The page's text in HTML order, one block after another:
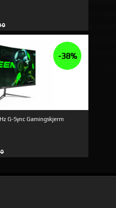
Rabatt
G-Sync Gamingskjerm
Rabatt
-38%